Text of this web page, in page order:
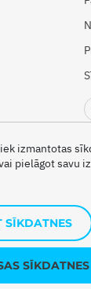
© 2026
projektu veido
izmantotas
pielāgot savu
SĪKDATNES
SĪKDATNES